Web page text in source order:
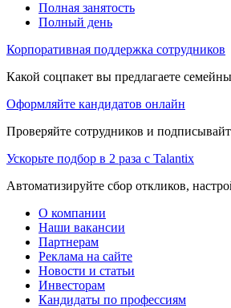
Полная занятость
Полный день
Корпоративная поддержка сотрудников
Какой соцпакет вы предлагаете
Оформляйте кандидатов онлайн
Проверяйте сотрудников и
Ускорьте подбор в 2 раза с Talantix
Автоматизируйте сбор откликов,
О компании
Наши вакансии
Партнерам
Реклама на сайте
Новости и статьи
Инвесторам
Кандидаты по профессиям